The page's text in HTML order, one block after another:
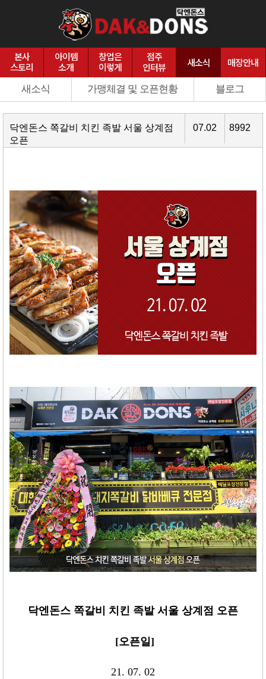
본사
스토리
아이템
소개
창업은
이렇게
점주
인터뷰
새소식 매장안내
새소식 가맹체결 및 오픈현황 블로그
닥엔돈스 쪽갈비 치킨 족발 서울 상계점
오픈
07.02 8992
닥엔돈스 쪽갈비 치킨 족발 서울 상계 점 오픈
[오픈일]
21. 07. 02